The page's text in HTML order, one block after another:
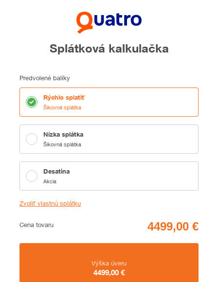
Splátková kalkulačka
Predvolené balíky
Rýchlo splatiť
Šikovná splátka
Nízka splátka
Šikovná splátka
Desatina
Akcia
Zvoliť vlastnú splátku
Cena
Cena tovaru
Zhrnutie
Výška úveru
4499,00 €